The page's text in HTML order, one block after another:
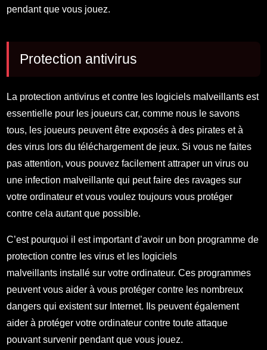
pendant que vous jouez.
Protection antivirus
La protection antivirus et contre les logiciels malveillants est
essentielle pour les joueurs car, comme nous le savons
tous, les joueurs peuvent être exposés à des pirates et à
des virus lors du téléchargement de jeux. Si vous ne faites
pas attention, vous pouvez facilement attraper un virus ou
une infection malveillante qui peut faire des ravages sur
votre ordinateur et vous voulez toujours vous protéger
contre cela autant que possible.
C’est pourquoi il est important d’avoir un bon programme de
protection contre les virus et les logiciels
malveillants installé sur votre ordinateur. Ces programmes
peuvent vous aider à vous protéger contre les nombreux
dangers qui existent sur Internet. Ils peuvent également
aider à protéger votre ordinateur contre toute attaque
pouvant survenir pendant que vous jouez.